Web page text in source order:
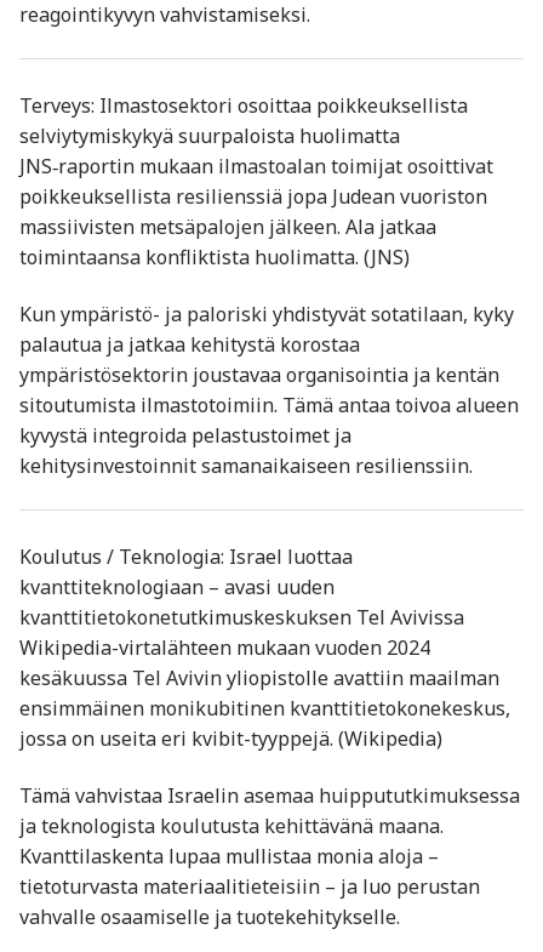
reagointikyvyn vahvistamiseksi.
Terveys: Ilmastosektori osoittaa poikkeuksellista
selviytymiskykyä suurpaloista huolimatta
JNS‑raportin mukaan ilmastoalan toimijat osoittivat
poikkeuksellista resilienssiä jopa Judean vuoriston
massiivisten metsäpalojen jälkeen. Ala jatkaa
toimintaansa konfliktista huolimatta. (JNS)
Kun ympäristö- ja paloriski yhdistyvät sotatilaan, kyky
palautua ja jatkaa kehitystä korostaa
ympäristösektorin joustavaa organisointia ja kentän
sitoutumista ilmastotoimiin. Tämä antaa toivoa alueen
kyvystä integroida pelastustoimet ja
kehitysinvestoinnit samanaikaiseen resilienssiin.
Koulutus / Teknologia: Israel luottaa
kvanttiteknologiaan – avasi uuden
kvanttitietokonetutkimuskeskuksen Tel Avivissa
Wikipedia-virtalähteen mukaan vuoden 2024
kesäkuussa Tel Avivin yliopistolle avattiin maailman
ensimmäinen monikubitinen kvanttitietokonekeskus,
jossa on useita eri kvibit-tyyppejä. (Wikipedia)
Tämä vahvistaa Israelin asemaa huippututkimuksessa
ja teknologista koulutusta kehittävänä maana.
Kvanttilaskenta lupaa mullistaa monia aloja –
tietoturvasta materiaalitieteisiin – ja luo perustan
vahvalle osaamiselle ja tuotekehitykselle.